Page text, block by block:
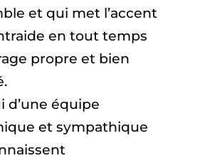
et qui met l’accent
en tout temps
propre et bien
d’une équipe
et sympathique